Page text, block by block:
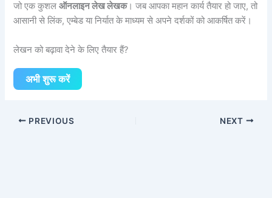
जो एक कुशलऑनलाइन लेख लेखक। जब आपका महान कार्य तैयार हो जाए, तो
आसानी से लिंक, एम्बेड या निर्यात के माध्यम से अपने दर्शकों को आकर्षित करें।
लेखन को बढ़ावा देने के लिए तैयार हैं?
अभी शुरू करें
PREVIOUS NEXT